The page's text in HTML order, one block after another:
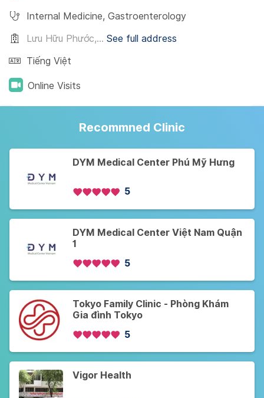
Internal Medicine, Gastroenterology
Lưu Hữu Phước,... See full address
Tiếng Việt
Online Visits
Recommned Clinic
DYM Medical Center Phú Mỹ Hưng
5
DYM Medical Center Việt Nam Quận
1
5
Tokyo Family Clinic - Phòng Khám
Gia đình Tokyo
5
Vigor Health